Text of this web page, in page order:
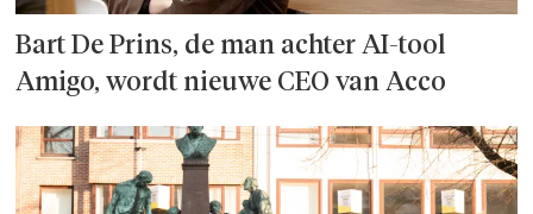
Bart De Prins, de man achter AI-tool
Amigo, wordt nieuwe CEO van Acco